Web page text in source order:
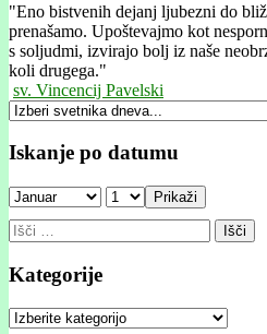
"Eno bistvenih dejanj ljubezni do
prenašamo. Upoštevajmo kot
s soljudmi, izvirajo bolj iz naše
koli drugega."
sv. Vincencij Pavelski
Iskanje po datumu
Prikaži
Išči:
Kategorije
Kategorije